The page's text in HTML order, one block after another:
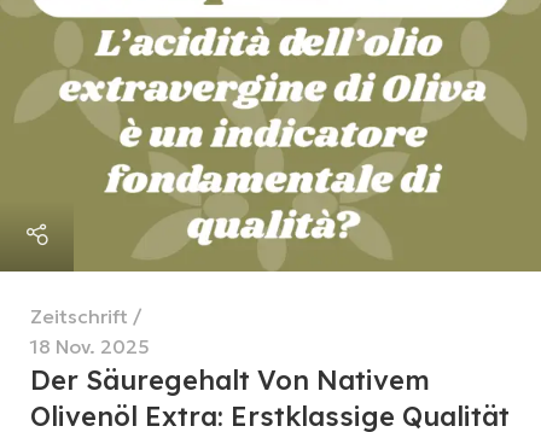
Zeitschrift
18 Nov. 2025
Der Säuregehalt Von Nativem
Olivenöl Extra: Erstklassige Qualität